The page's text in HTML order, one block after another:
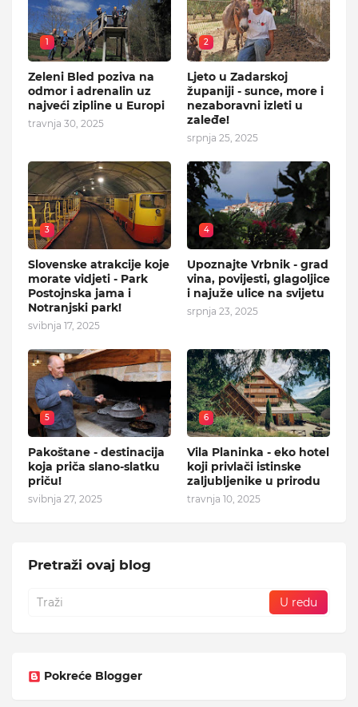
1
Zeleni Bled poziva na
odmor i adrenalin uz
najveći zipline u Europi
travnja 30, 2025
2
Ljeto u Zadarskoj
županiji - sunce, more i
nezaboravni izleti u
zaleđe!
srpnja 25, 2025
3
Slovenske atrakcije koje
morate vidjeti - Park
Postojnska jama i
Notranjski park!
svibnja 17, 2025
4
Upoznajte Vrbnik - grad
vina, povijesti, glagoljice
i najuže ulice na svijetu
srpnja 23, 2025
5
Pakoštane - destinacija
koja priča slano-slatku
priču!
svibnja 27, 2025
6
Vila Planinka - eko hotel
koji privlači istinske
zaljubljenike u prirodu
travnja 10, 2025
Pretraži ovaj blog
Pokreće Blogger